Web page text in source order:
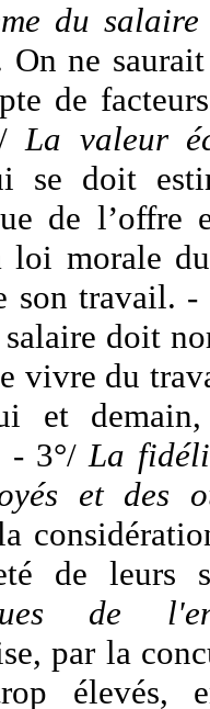
du salaire
On ne
de
La valeur
se doit
de l’offre
loi morale
son travail.
doit
vivre du
et
- 3°/La
et des
de
de
par la
élevés,